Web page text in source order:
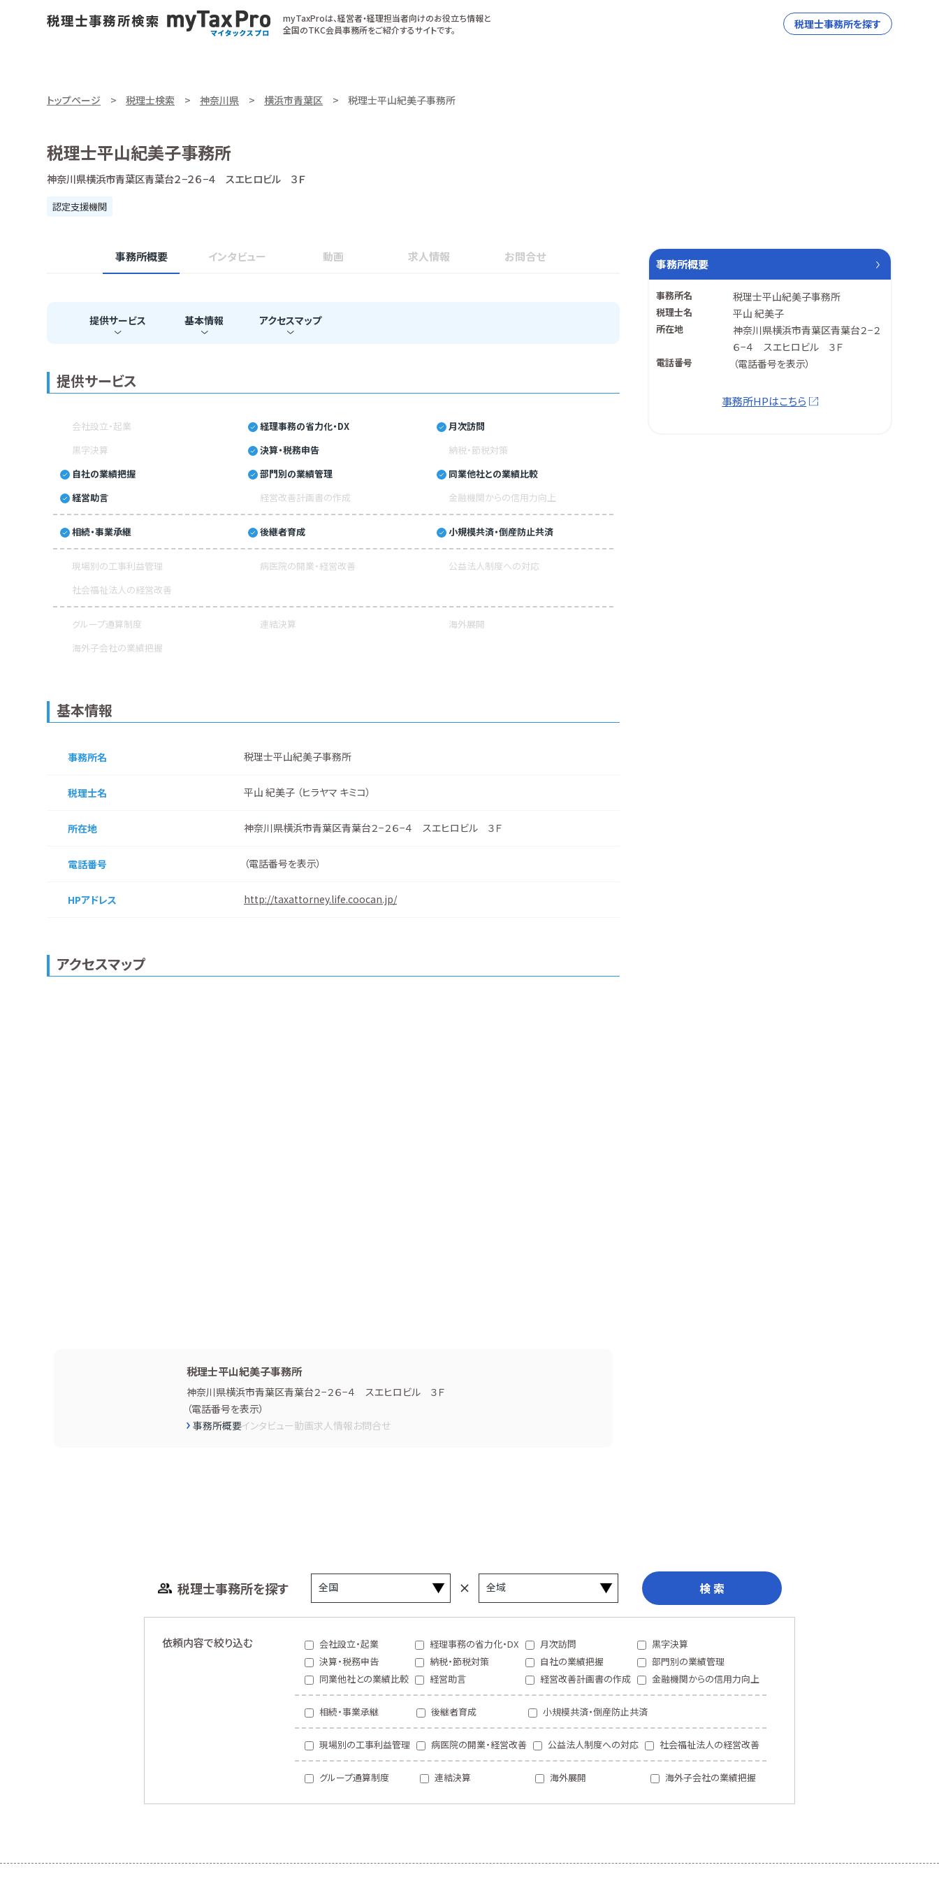
myTaxProは、経営者・経理担当者向けのお役立ち情報と
全国のTKC会員事務所をご紹介するサイトです。
税理士事務所を探す
トップページ 税理士検索 神奈川県 横浜市青葉区 税理士平山紀美子事務所
税理士平山紀美子事務所
神奈川県横浜市青葉区青葉台２−２６−４ スエヒロビル ３Ｆ
認定支援機関
事務所概要 インタビュー 動画 求人情報 お問合せ
提供サービス 基本情報 アクセスマップ
提供サービス
会社設立・起業 経理事務の省力化・DX
月次訪問
黒字決算
決算・税務申告
納税・節税対策
自社の業績把握
部門別の業績管理
同業他社との業績比較
経営助言
経営改善計画書の作成 金融機関からの信用力向上
相続・事業承継 後継者育成 小規模共済・倒産防止共済
現場別の工事利益管理 病医院の開業・経営改善
公益法人制度への対応
社会福祉法人の経営改善
グループ通算制度 連結決算
海外展開
海外子会社の業績把握
基本情報
事務所名 税理士平山紀美子事務所
税理士名 平山 紀美子 （ヒラヤマ キミコ）
所在地 神奈川県横浜市青葉区青葉台２−２６−４ スエヒロビル ３Ｆ
電話番号 （電話番号を表示）
HPアドレス http://taxattorney.life.coocan.jp/
アクセスマップ
税理士平山紀美子事務所
神奈川県横浜市青葉区青葉台２−２６−４ スエヒロビル ３Ｆ
（電話番号を表示）
事務所概要インタビュー動画求人情報お問合せ
事務所概要
事務所名 税理士平山紀美子事務所
税理士名 平山 紀美子
所在地
神奈川県横浜市青葉区青葉台２−２
６−４ スエヒロビル ３Ｆ
電話番号 （電話番号を表示）
事務所HPはこちら
税理士事務所を探す 検 索
依頼内容で絞り込む 会社設立・起業 経理事務の省力化・DX 月次訪問
黒字決算
決算・税務申告
納税・節税対策 自社の業績把握
部門別の業績管理
同業他社との業績比較
経営助言 経営改善計画書の作成 金融機関からの信用力向上
相続・事業承継 後継者育成 小規模共済・倒産防止共済
現場別の工事利益管理 病医院の開業・経営改善 公益法人制度への対応 社会福祉法人の経営改善
グループ通算制度 連結決算 海外展開 海外子会社の業績把握